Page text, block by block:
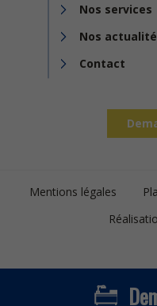
Nos services
Nos
Contact
Footer
Mentions légales